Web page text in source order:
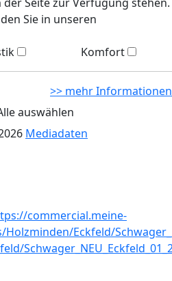
Sie in unseren
Komfort
>> mehr Informationen
auswählen
Mediadaten